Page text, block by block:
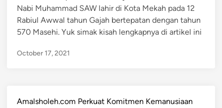
i
n
Nabi Muhammad SAW lahir di Kota Mekah pada 12
Rabiul Awwal tahun Gajah bertepatan dengan tahun
570 Masehi. Yuk simak kisah lengkapnya di artikel ini
October 17, 2021
Amalsholeh.com Perkuat Komitmen Kemanusiaan